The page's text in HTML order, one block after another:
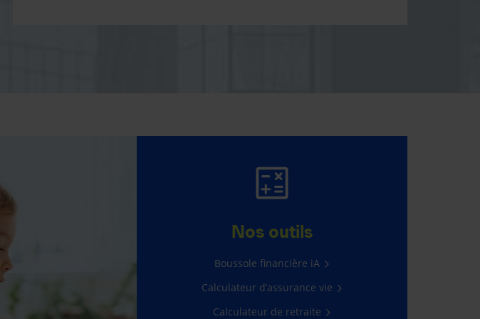
GAGNER 5 000 $,
C’EST FACILE!
Il suffit de vous connecter à
Passez à l’action
Nos outils
Boussole financière iA
Calculateur d’assurance vie
Calculateur de retraite